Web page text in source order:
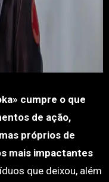
cumpre o que
de ação,
próprios de
mais impactantes
que deixou, além